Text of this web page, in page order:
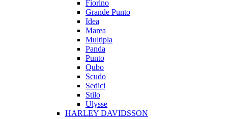
Fiorino
Grande Punto
Idea
Marea
Multipla
Panda
Punto
Qubo
Scudo
Sedici
Stilo
Ulysse
HARLEY DAVIDSSON